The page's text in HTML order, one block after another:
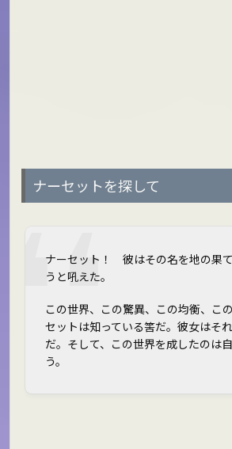
ナーセットを探して
ナーセット！ 彼はその名を地の果
うと吼えた。
この世界、この驚異、この均衡、こ
セットは知っている筈だ。彼女はそ
だ。そして、この世界を成したのは
う。